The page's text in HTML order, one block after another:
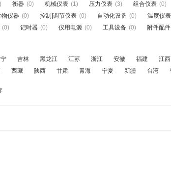
衡器 (0) 机械仪表 (1) 压力仪表 (3) 组合仪表 (0)
物仪器 (0) 控制|调节仪表 (0) 自动化设备 (0) 温度仪表
(0) 记时器 (0) 仪用电源 (0) 工具设备 (0) 附件配件
吉林 黑龙江 江苏 浙江 安徽 福建 江西
西藏 陕西 甘肃 青海 宁夏 新疆 台湾